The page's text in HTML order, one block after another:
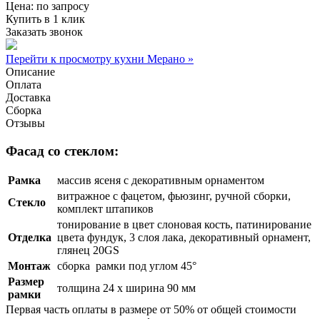
Цена: по запросу
Купить в 1 клик
Заказать звонок
Перейти к просмотру кухни Мерано »
Описание
Оплата
Доставка
Сборка
Отзывы
Фасад со стеклом:
Рамка
массив ясеня с декоративным орнаментом
Стекло
витражное с фацетом, фьюзинг, ручной сборки,
комплект штапиков
Отделка
тонирование в цвет слоновая кость, патинирование
цвета фундук, 3 слоя лака, декоративный орнамент,
глянец 20GS
Монтаж сборка рамки под углом 45°
Размер
рамки
толщина 24 х ширина 90 мм
Первая часть оплаты в размере от 50% от общей стоимости